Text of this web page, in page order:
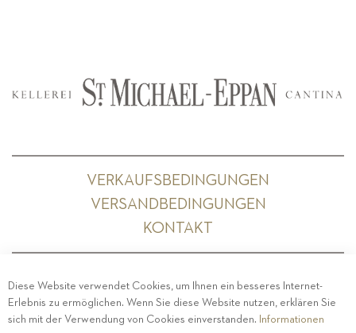
VERKAUFSBEDINGUNGEN
VERSANDBEDINGUNGEN
KONTAKT
PRIVACY-IMPRESSUM- COOKIE POLICY-
ETHISCHER KODEX
Diese Website verwendet Cookies, um Ihnen ein besseres Internet-
Erlebnis zu ermöglichen. Wenn Sie diese Website nutzen, erklären Sie
sich mit der Verwendung von Cookies einverstanden. Informationen